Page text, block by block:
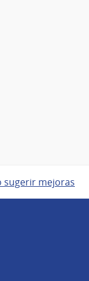
sugerir mejoras